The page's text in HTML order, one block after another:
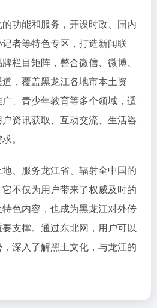
功能和服务，开设时政、国内
者等特色专区，打造新闻联
栏目矩阵，整合微信、微博、
，覆盖黑龙江各地市本土资
、青少年教育等多个领域，适
资讯获取、互动交流、生活咨
。
、服务龙江省、辐射全中国的
不仅为用户带来了权威及时的
色内容，也成为黑龙江对外传
支撑。通过东北网，用户可以
深入了解黑土文化，与龙江的